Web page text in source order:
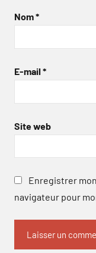
Nom*
E-mail *
Site web
Enregistrer
navigateur pour